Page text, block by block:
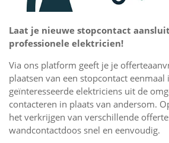
Laat je nieuwe stopcontact
professionele elektricien!
Via ons platform geeft je je
plaatsen van een stopcontact eenmaal
geïnteresseerde elektriciens uit de
contacteren in plaats van andersom.
het verkrijgen van verschillende
wandcontactdoos snel en eenvoudig.